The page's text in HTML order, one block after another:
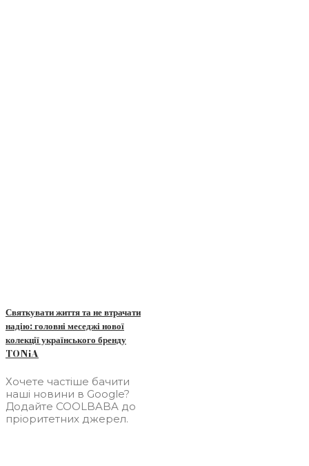
Святкувати життя та не втрачати
надію: головні меседжі нової
колекції українського бренду
TONiA
Хочете частіше бачити
наші новини в Google?
Додайте COOLBABA до
пріоритетних джерел.